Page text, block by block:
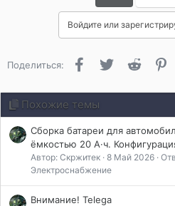
Войдите или
Поделиться: FacebookTwitter Reddit
Похожие темы
Сборка батареи для
ёмкостью 20 А·ч.
Автор: Скржитек 8 Май 2026
Электроснабжение
Внимание! Telega